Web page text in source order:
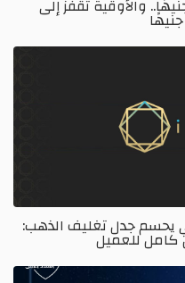
في مصر يستقر عند 6125 جنيهًا.. والأوقية تقفز إلى
إمبابي يحسم جدل تغليف الذهب:
للعميل